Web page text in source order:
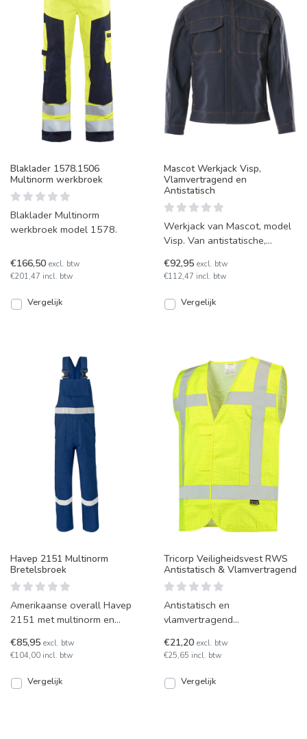
Blaklader 1578.1506
Multinorm werkbroek
Blaklader Multinorm
werkbroek model 1578.
€166,50 excl. btw
€201,47 incl. btw
Vergelijk
Mascot Werkjack Visp,
Vlamvertragend en
Antistatisch
Werkjack van Mascot, model
Visp. Van antistatische,
vlamvertragende stof met
vuila
€92,95 excl. btw
€112,47 incl. btw
Vergelijk
Havep 2151 Multinorm
Bretelsbroek
Amerikaanse overall Havep
2151 met multinorm en
leverbaar.
€85,95 excl. btw
€104,00 incl. btw
Vergelijk
Tricorp Veiligheidsvest RWS
Antistatisch & Vlamvertragend
Antistatisch en
vlamvertragend
met striping in fluor geel of
€21,20 excl. btw
€25,65 incl. btw
Vergelijk